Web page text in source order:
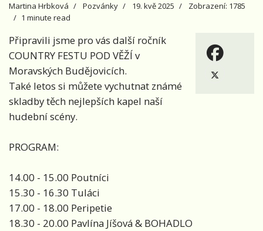
Martina Hrbková Pozvánky 19. kvě 2025
Zobrazení: 1785
1 minute read
Připravili jsme pro vás další ročník
COUNTRY FESTU POD VĚŽÍ v
Moravských Budějovicích.
Také letos si můžete vychutnat známé
skladby těch nejlepších kapel naší
hudební scény.
PROGRAM:
14.00 - 15.00 Poutníci
15.30 - 16.30 Tuláci
17.00 - 18.00 Peripetie
18.30 - 20.00 Pavlína Jíšová & BOHADLO